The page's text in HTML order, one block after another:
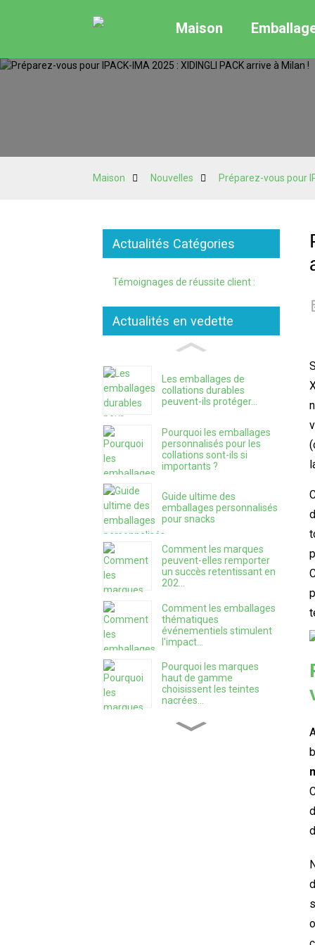
Maison
Maison Nouvelles Préparez-vous pour
Actualités Catégories
Témoignages de réussite client :
Actualités en vedette
Les emballages de
collations durables
peuvent-ils protéger...
Pourquoi les emballages
personnalisés pour les
collations sont-ils si
importants ?
Guide ultime des
emballages personnalisés
pour snacks
Comment les marques
peuvent-elles remporter
un succès retentissant en
202...
Comment les emballages
thématiques
événementiels stimulent
l'impact...
Pourquoi les marques
haut de gamme
choisissent les teintes
nacrées...
Les 9 erreurs les plus